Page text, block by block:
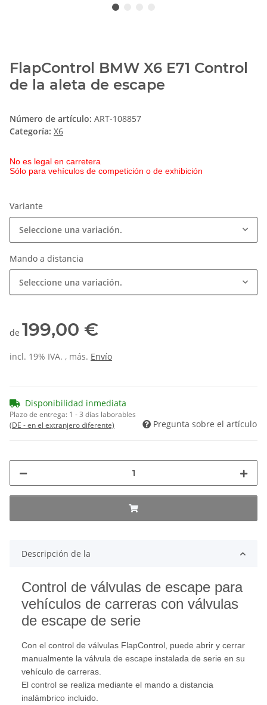
FlapControl BMW X6 E71 Control
de la aleta de escape
Número de artículo: ART-108857
Categoría: X6
No es legal en carretera
Sólo para vehículos de competición o de exhibición
Variante
Seleccione una variación.
Mando a distancia
Seleccione una variación.
de 199,00 €
incl. 19% IVA. , más. Envío
Disponibilidad inmediata
Plazo de entrega: 1 - 3 días laborables
(DE - en el extranjero diferente)
Pregunta sobre el artículo
Descripción de la
Control de válvulas de escape para
vehículos de carreras con válvulas
de escape de serie
Con el control de válvulas FlapControl, puede abrir y cerrar
manualmente la válvula de escape instalada de serie en su
vehículo de carreras.
El control se realiza mediante el mando a distancia
inalámbrico incluido.